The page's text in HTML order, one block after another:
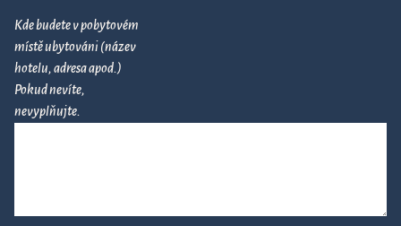
Kde budete v pobytovém
místě ubytováni (název
hotelu, adresa apod.)
Pokud nevíte,
nevyplňujte.